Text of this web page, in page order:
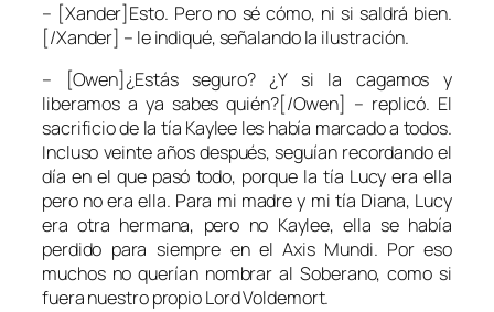
– [Xander]Esto. Pero no sé cómo, ni si saldrá bien.
[/Xander] – le indiqué, señalando la ilustración.
– [Owen]¿Estás seguro? ¿Y si la cagamos y
liberamos a ya sabes quién?[/Owen] – replicó. El
sacrificio de la tía Kaylee les había marcado a todos.
Incluso veinte años después, seguían recordando el
día en el que pasó todo, porque la tía Lucy era ella
pero no era ella. Para mi madre y mi tía Diana, Lucy
era otra hermana, pero no Kaylee, ella se había
perdido para siempre en el Axis Mundi. Por eso
muchos no querían nombrar al Soberano, como si
fuera nuestro propio Lord Voldemort.